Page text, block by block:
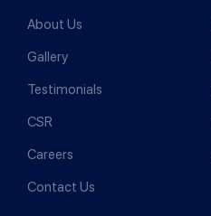
About Us
Gallery
Testimonials
CSR
Careers
Contact Us